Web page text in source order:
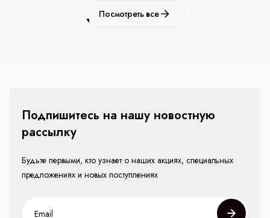
Посмотреть все
Подпишитесь на нашу новостную
рассылку
Будьте первыми, кто узнает о наших акциях, специальных
предложениях и новых поступлениях